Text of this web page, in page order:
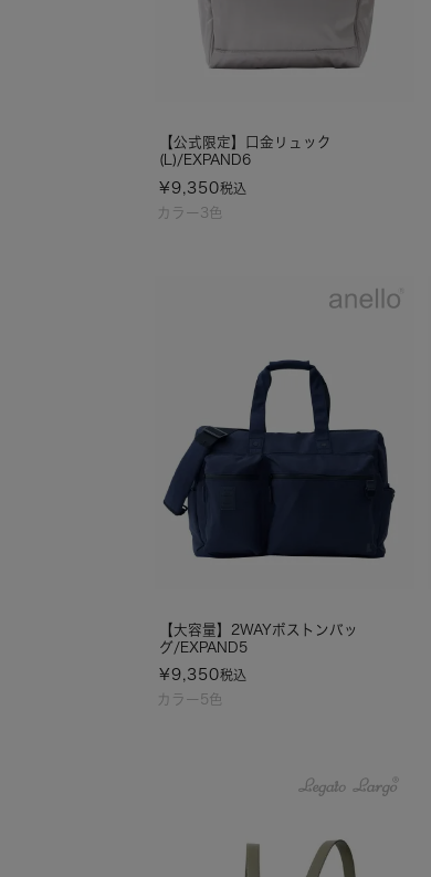
カラー3色
【公式限定】口金リュック
(L)/EXPAND6
¥9,350税込
カラー5色
【大容量】2WAYボストンバッ
グ/EXPAND5
¥9,350税込